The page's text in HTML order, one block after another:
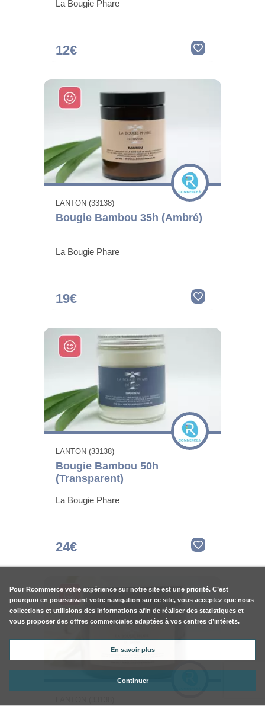
La Bougie Phare
12€
LANTON (33138)
Bougie Bambou 35h (Ambré)
La Bougie Phare
19€
LANTON (33138)
Bougie Bambou 50h
(Transparent)
La Bougie Phare
24€
Pour Rcommerce votre expérience sur notre site est une priorité. C’est
pourquoi en poursuivant votre navigation sur ce site, vous acceptez que nous
collections et utilisions des informations afin de réaliser des statistiques et
vous proposer des offres commerciales adaptées à vos centres d’intérets.
En savoir plus
Continuer